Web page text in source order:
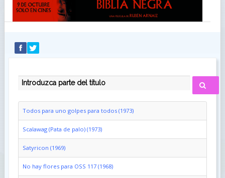
IDENTIFICARSE
INTRODUZCA PARTE DEL TÍTULO
Todos para uno golpes para todos (1973)
Scalawag (Pata de palo) (1973)
Satyricon (1969)
No hay flores para OSS 117 (1968)